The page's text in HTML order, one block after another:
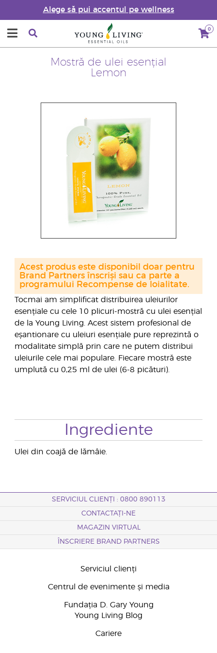
Alege să pui accentul pe wellness
0
Mostră de ulei esențial
Lemon
Tocmai am simplificat distribuirea uleiurilor
esențiale cu cele 10 plicuri-mostră cu ulei esențial
de la Young Living. Acest sistem profesional de
eșantionare cu uleiuri esențiale pure reprezintă o
modalitate simplă prin care ne putem distribui
uleiurile cele mai populare. Fiecare mostră este
umplută cu 0,25 ml de ulei (6-8 picături).
Acest produs este disponibil doar pentru
Brand Partners înscriși sau ca parte a
programului Recompense de loialitate.
Ingrediente
Ulei din coajă de lămâie.
SERVICIUL CLIENȚI : 0800 890113
CONTACTAȚI-NE
MAGAZIN VIRTUAL
ÎNSCRIERE BRAND PARTNERS
Serviciul clienți
Centrul de evenimente și media
Fundația D. Gary Young
Young Living Blog
Cariere